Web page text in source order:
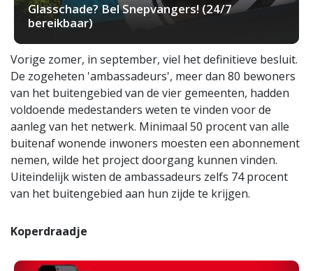
Glasschade? Bel Snepvangers! (24/7
bereikbaar)
Vorige zomer, in september, viel het definitieve besluit.
De zogeheten 'ambassadeurs', meer dan 80 bewoners
van het buitengebied van de vier gemeenten, hadden
voldoende medestanders weten te vinden voor de
aanleg van het netwerk. Minimaal 50 procent van alle
buitenaf wonende inwoners moesten een abonnement
nemen, wilde het project doorgang kunnen vinden.
Uiteindelijk wisten de ambassadeurs zelfs 74 procent
van het buitengebied aan hun zijde te krijgen.
Koperdraadje